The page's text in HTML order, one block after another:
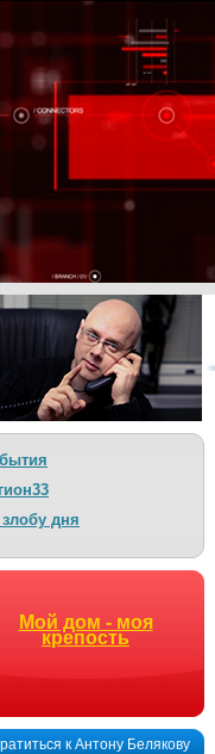
злобу дня
Мой дом - моя
крепость
к Антону Белякову